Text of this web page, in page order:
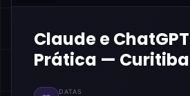
Claude e
Prática — Curitiba
DATAS